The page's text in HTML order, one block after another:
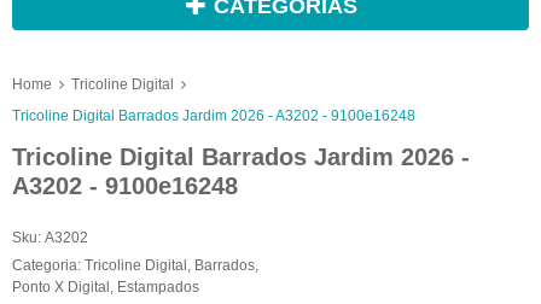
CATEGORIAS
Home
Tricoline Digital
Tricoline Digital Barrados Jardim 2026 - A3202 - 9100e16248
Tricoline Digital Barrados Jardim 2026 -
A3202 - 9100e16248
Sku: A3202
Categoria: Tricoline Digital , Barrados,
Ponto X Digital , Estampados